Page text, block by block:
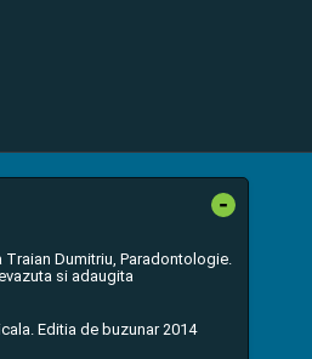
-
Traian Dumitriu, Paradontologie.
si adaugita
Editia de buzunar 2014